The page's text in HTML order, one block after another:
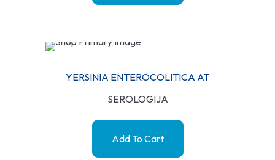
YERSINIA ENTEROCOLITICA AT
SEROLOGIJA
Add To Cart